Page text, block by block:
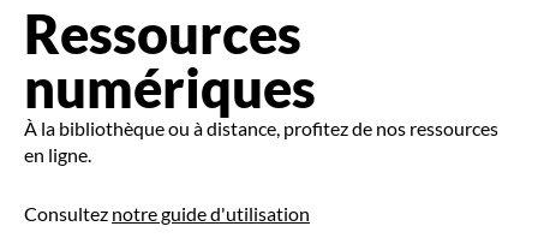
Ressources
numériques
À la bibliothèque ou à distance, profitez de nos ressources
en ligne.
Consultez notre guide d'utilisation